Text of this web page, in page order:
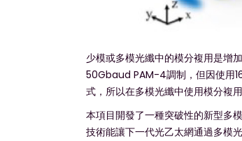
少模或多模光纖中的模分複用是增
50Gbaud PAM-4調制，但因使用
式，所以在多模光纖中使用模分複
本項目開發了一種突破性的新型多
技術能讓下一代光乙太網通過多模